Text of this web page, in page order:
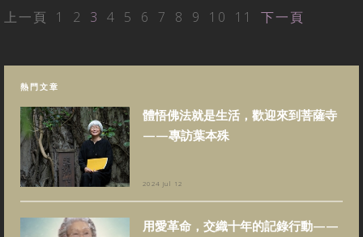
上一頁 1 2 3 4 5 6 7 8 9 10 11 下一頁
熱門文章
體悟佛法就是生活，歡迎來到菩薩寺
——專訪葉本殊
2024 Jul 12
用愛革命，交織十年的記錄行動——